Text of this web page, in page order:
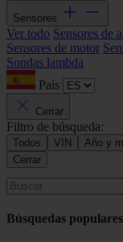
Sensores
Ver todo Sensores de
Sensores de motor
Sondas lambda
País
Cerrar
Filtro de búsqueda:
Todos VIN
Año y
Cerrar
Búsquedas populares